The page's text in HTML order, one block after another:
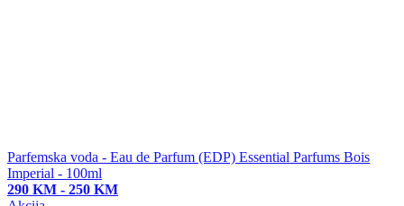
Parfemska voda - Eau de Parfum (EDP) Essential Parfums Bois
Imperial - 100ml
290 KM - 250 KM